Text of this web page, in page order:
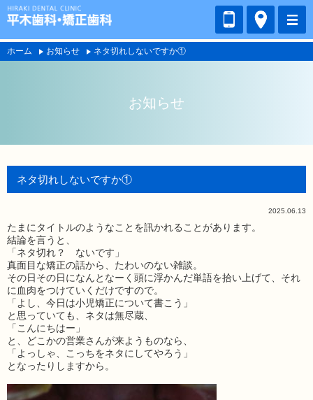
ホーム お知らせ ネタ切れしないですか①
お知らせ
ネタ切れしないですか①
2025.06.13
たまにタイトルのようなことを訊かれることがあります。
結論を言うと、
「ネタ切れ？ ないです」
真面目な矯正の話から、たわいのない雑談。
その日その日になんとなーく頭に浮かんだ単語を拾い上げて、それ
に血肉をつけていくだけですので。
「よし、今日は小児矯正について書こう」
と思っていても、ネタは無尽蔵、
「こんにちはー」
と、どこかの営業さんが来ようものなら、
「よっしゃ、こっちをネタにしてやろう」
となったりしますから。